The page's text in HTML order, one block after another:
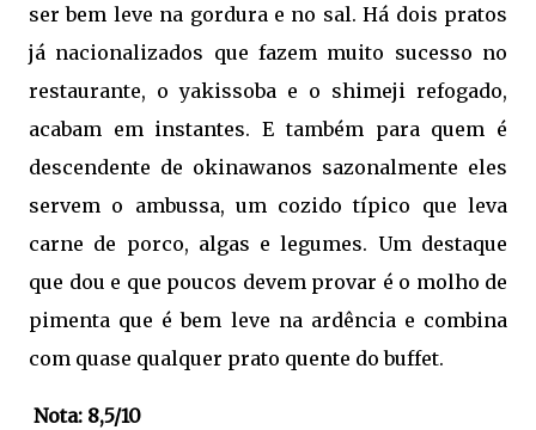
ser bem leve na gordura e no sal. Há dois pratos
já nacionalizados que fazem muito sucesso no
restaurante, o yakissoba e o shimeji refogado,
acabam em instantes. E também para quem é
descendente de okinawanos sazonalmente eles
servem o ambussa, um cozido típico que leva
carne de porco, algas e legumes. Um destaque
que dou e que poucos devem provar é o molho de
pimenta que é bem leve na ardência e combina
com quase qualquer prato quente do buffet.
Nota: 8,5/10